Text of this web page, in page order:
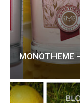
MONOTHEME